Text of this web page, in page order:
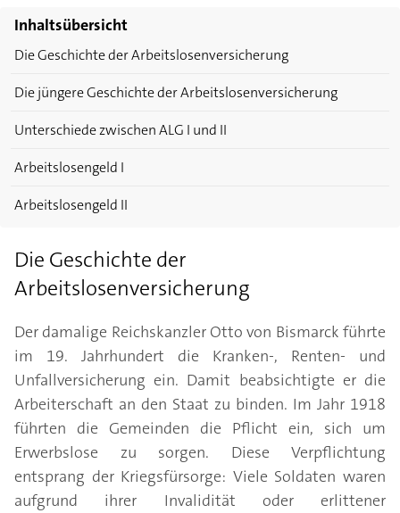
Inhaltsübersicht
Die Geschichte der Arbeitslosenversicherung
Die jüngere Geschichte der Arbeitslosenversicherung
Unterschiede zwischen ALG I und II
Arbeitslosengeld I
Arbeitslosengeld II
Die Geschichte der
Arbeitslosenversicherung
Der damalige Reichskanzler Otto von Bismarck führte
im 19. Jahrhundert die Kranken-, Renten- und
Unfallversicherung ein. Damit beabsichtigte er die
Arbeiterschaft an den Staat zu binden. Im Jahr 1918
führten die Gemeinden die Pflicht ein, sich um
Erwerbslose zu sorgen. Diese Verpflichtung
entsprang der Kriegsfürsorge: Viele Soldaten waren
aufgrund ihrer Invalidität oder erlittener